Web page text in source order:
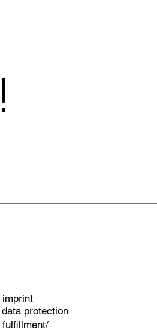
imprint
data protection
fulfillment/